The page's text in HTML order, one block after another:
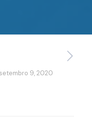
setembro 9, 2020